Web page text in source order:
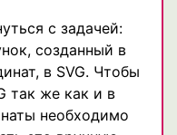
с задачей:
созданный в
в SVG. Чтобы
так же как и в
необходимо